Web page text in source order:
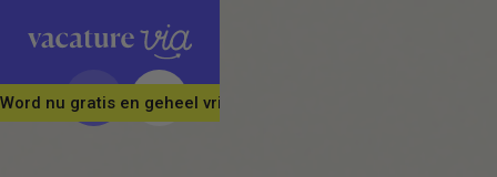
Word nu gratis en geheel vrijblijvend lid van ons Vacature Via